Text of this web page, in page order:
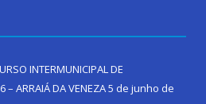
INTERMUNICIPAL DE
– ARRAIÁ DA VENEZA5 de junho de